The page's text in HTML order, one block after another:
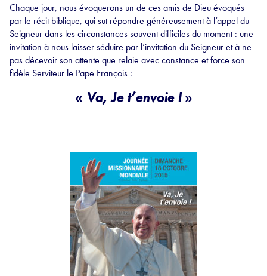
Chaque jour, nous évoquerons un de ces amis de Dieu évoqués
par le récit biblique, qui sut répondre généreusement à l’appel du
Seigneur dans les circonstances souvent difficiles du moment : une
invitation à nous laisser séduire par l’invitation du Seigneur et à ne
pas décevoir son attente que relaie avec constance et force son
fidèle Serviteur le Pape François :
« Va, Je t’envoie !»